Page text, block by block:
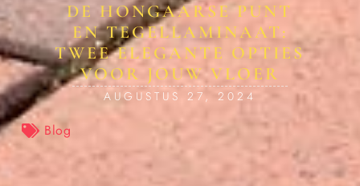
DE HONGAARSE PUNT
EN TEGELLAMINAAT:
TWEE ELEGANTE OPTIES
VOOR JOUW VLOER
AUGUSTUS 27, 2024
Blog